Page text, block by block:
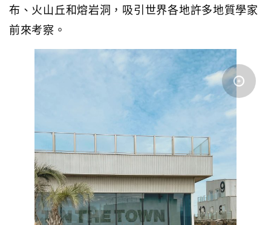
布、火山丘和熔岩洞，吸引世界各地許多地質學家
前來考察。